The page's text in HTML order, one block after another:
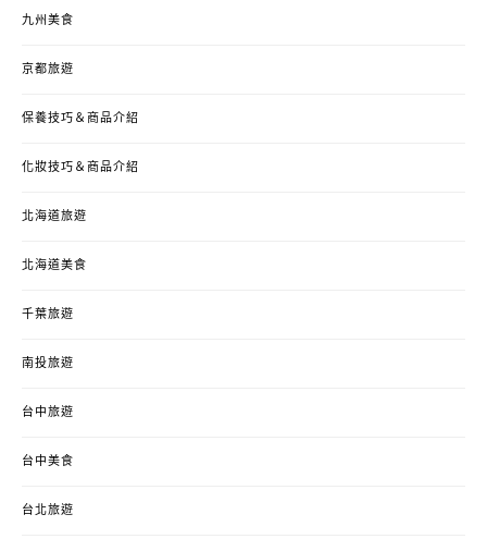
九州美食
京都旅遊
保養技巧＆商品介紹
化妝技巧＆商品介紹
北海道旅遊
北海道美食
千葉旅遊
南投旅遊
台中旅遊
台中美食
台北旅遊